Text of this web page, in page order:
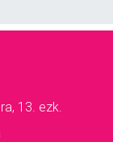
13. ezk.